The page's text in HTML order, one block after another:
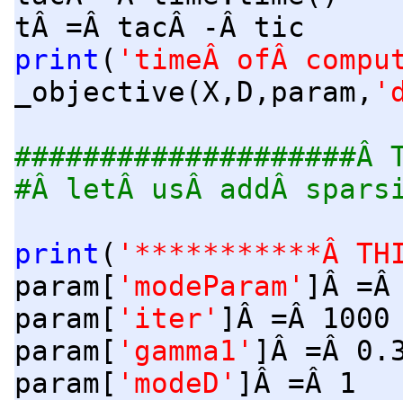
tÂ =Â tacÂ -Â tic
print ( 'timeÂ ofÂ
_objective(X,D,param,
####################Â
#Â letÂ usÂ addÂ
print ( '***********Â
param[ 'modeParam' ]Â =Â
param[ 'iter' ]Â =Â 1000
param[ 'gamma1' ]Â =Â
param[ 'modeD' ]Â =Â 1